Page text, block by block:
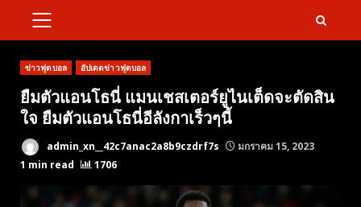
PRIMARY
ข่าวฟุตบอล อัปเดตข่าวฟุตบอล
ยืมตัวแอนโธนี่ แมนเชสเตอร์ยูไนเต็ดจะตัดสิน
ใจ ยืมตัวแอนโธนี่อีลังกาเร็วๆนี้
admin_xn__42c7anac2a8b9czdrf7s
มกราคม 15, 2023
1 min read
1706